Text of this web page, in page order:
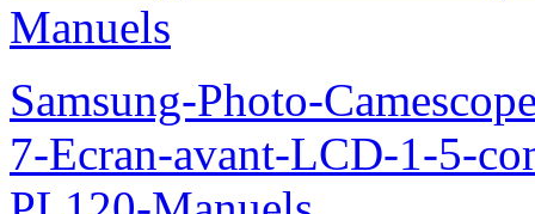
Manuels
Samsung-Photo-
7-Ecran-avant-LCD-1-5-